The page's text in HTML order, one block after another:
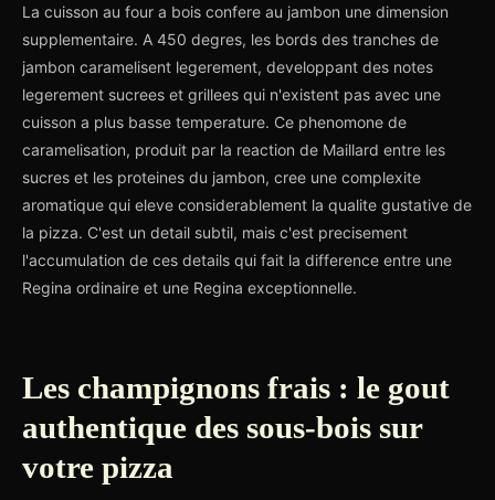
La cuisson au four a bois confere au jambon une dimension
supplementaire. A 450 degres, les bords des tranches de
jambon caramelisent legerement, developpant des notes
legerement sucrees et grillees qui n'existent pas avec une
cuisson a plus basse temperature. Ce phenomone de
caramelisation, produit par la reaction de Maillard entre les
sucres et les proteines du jambon, cree une complexite
aromatique qui eleve considerablement la qualite gustative de
la pizza. C'est un detail subtil, mais c'est precisement
l'accumulation de ces details qui fait la difference entre une
Regina ordinaire et une Regina exceptionnelle.
Les champignons frais : le gout
authentique des sous-bois sur
votre pizza